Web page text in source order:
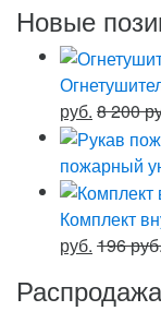
Новые
руб. 8 200
пожарный
Комплект
руб. 196
Распродажа